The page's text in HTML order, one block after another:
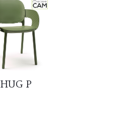
HUG P